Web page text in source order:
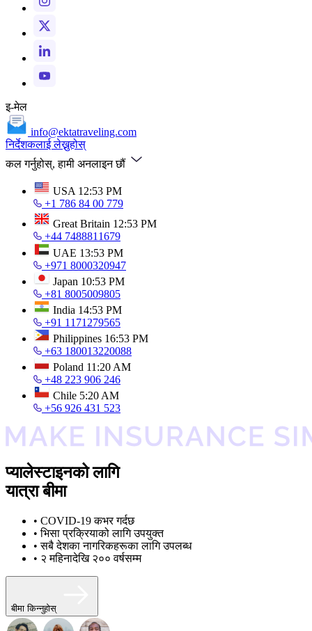
इ-मेल
info@ektatraveling.com
निर्देशकलाई लेख्नुहोस्
कल गर्नुहोस्, हामी अनलाइन छौं
USA 12:53 PM
+1 786 84 00 779
Great Britain 12:53 PM
+44 7488811679
UAE 13:53 PM
+971 8000320947
Japan 10:53 PM
+81 8005009805
India 14:53 PM
+91 1171279565
Philippines 16:53 PM
+63 180013220088
Poland 11:20 AM
+48 223 906 246
Chile 5:20 AM
+56 926 431 523
प्यालेस्टाइनको लागि
यात्रा बीमा
• COVID-19 कभर गर्दछ
• भिसा प्रक्रियाको लागि उपयुक्त
• सबै देशका नागरिकहरूका लागि उपलब्ध
• २ महिनादेखि २०० वर्षसम्म
बीमा किन्नुहोस्